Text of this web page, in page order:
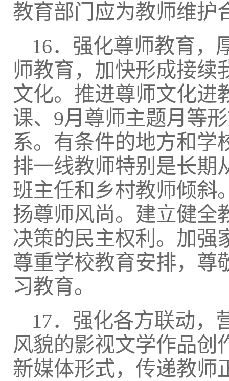
教育部门应为教师维护
16．强化尊师教育，
师教育，加快形成接续
文化。推进尊师文化进
课、9月尊师主题月等
系。有条件的地方和学
排一线教师特别是长期
班主任和乡村教师倾斜
扬尊师风尚。建立健全
决策的民主权利。加强
尊重学校教育安排，尊
习教育。
17．强化各方联动，
风貌的影视文学作品创
新媒体形式，传递教师